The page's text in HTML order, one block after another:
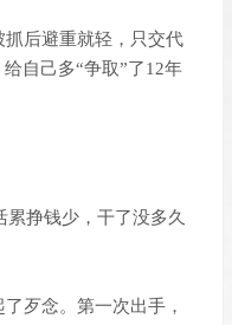
后避重就轻，只交代
自己多“争取”了12年
挣钱少，干了没多久
歹念。第一次出手，